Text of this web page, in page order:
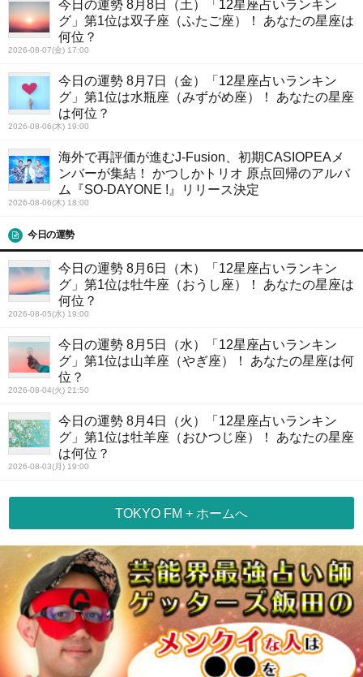
今日の運勢 8月8日（土）「12星座占いランキン
グ」第1位は双子座（ふたご座）！ あなたの星座は
何位？
2026-08-07(金) 17:00
今日の運勢 8月7日（金）「12星座占いランキン
グ」第1位は水瓶座（みずがめ座）！ あなたの星座
は何位？
2026-08-06(木) 19:00
海外で再評価が進むJ-Fusion、初期CASIOPEAメ
ンバーが集結！ かつしかトリオ 原点回帰のアルバ
ム『SO-DAYONE !』リリース決定
2026-08-06(木) 18:00
今日の運勢
今日の運勢 8月6日（木）「12星座占いランキン
グ」第1位は牡牛座（おうし座）！ あなたの星座は
何位？
2026-08-05(水) 19:00
今日の運勢 8月5日（水）「12星座占いランキン
グ」第1位は山羊座（やぎ座）！ あなたの星座は何
位？
2026-08-04(火) 21:50
今日の運勢 8月4日（火）「12星座占いランキン
グ」第1位は牡羊座（おひつじ座）！ あなたの星座
は何位？
2026-08-03(月) 19:00
TOKYO FM + ホームへ